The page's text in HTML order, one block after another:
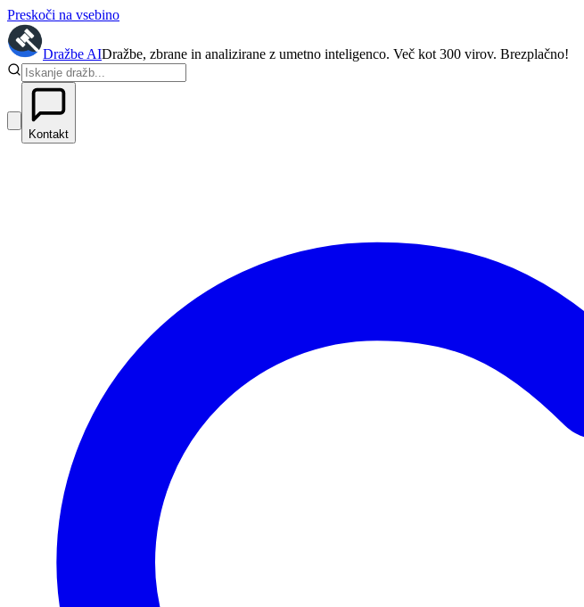
Preskoči na vsebino
Dražbe AIDražbe, zbrane in analizirane z umetno inteligenco. Več kot 300 virov. Brezplačno!
Kontakt